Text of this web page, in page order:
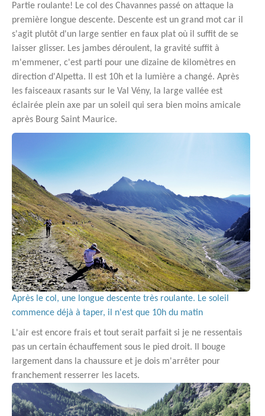
Partie roulante! Le col des Chavannes passé on attaque la
première longue descente. Descente est un grand mot car il
s'agit plutôt d'un large sentier en faux plat où il suffit de se
laisser glisser. Les jambes déroulent, la gravité suffit à
m'emmener, c'est parti pour une dizaine de kilomètres en
direction d'Alpetta. Il est 10h et la lumière a changé. Après
les faisceaux rasants sur le Val Vény, la large vallée est
éclairée plein axe par un soleil qui sera bien moins amicale
après Bourg Saint Maurice.
Après le col, une longue descente très roulante. Le soleil
commence déjà à taper, il n'est que 10h du matin
L'air est encore frais et tout serait parfait si je ne ressentais
pas un certain échauffement sous le pied droit. Il bouge
largement dans la chaussure et je dois m'arrêter pour
franchement resserrer les lacets.